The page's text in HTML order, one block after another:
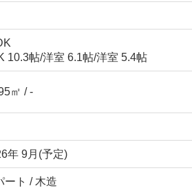
10.3帖/洋室 6.1帖/洋室 5.4帖
㎡ / -
年 9月(予定)
ート / 木造